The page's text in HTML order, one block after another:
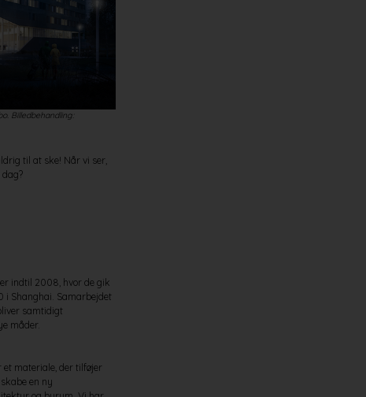
Billedbehandling:
til at ske! Når vi ser,
indtil 2008, hvor de gik
i Shanghai. Samarbejdet
samtidigt
måder.
et materiale, der tilføjer
en ny